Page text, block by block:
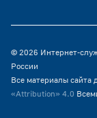
© 2026 Интернет-
России
Все материалы сайта
«Attribution» 4.0